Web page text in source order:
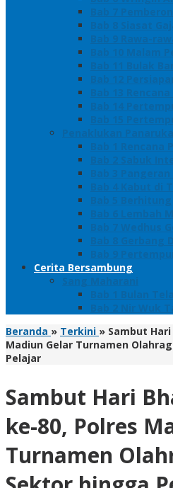
Bab 7
Bab 8 Siasat
Bab 9 Rawa-
Bab 10 Malam
Bab 11 Bulak
Bab 12
Bab 13 Rencana
Bab 14
Bab 15
Penaklukan
Bab 1 Rencana
Bab 2 Sabuk
Bab 3
Bab 4 Kabut di
Bab 5 Berhitung
Bab 6 Lembah
Bab 7 Wedhus
Bab 8 Gerbang
Bab 9
Cerita Bersambung
Sang Maharani
Bab 1 Bulan
Bab 2 Nir Wuk
Beranda » Terkini » Sambut
Madiun Gelar Turnamen
Pelajar
Sambut Hari
ke-80, Polres
Turnamen